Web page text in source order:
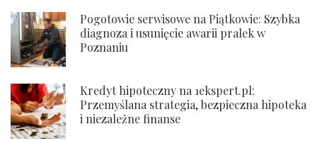
Pogotowie serwisowe na Piątkowie: Szybka
diagnoza i usunięcie awarii pralek w
Poznaniu
Kredyt hipoteczny na 1ekspert.pl:
Przemyślana strategia, bezpieczna hipoteka
i niezależne finanse